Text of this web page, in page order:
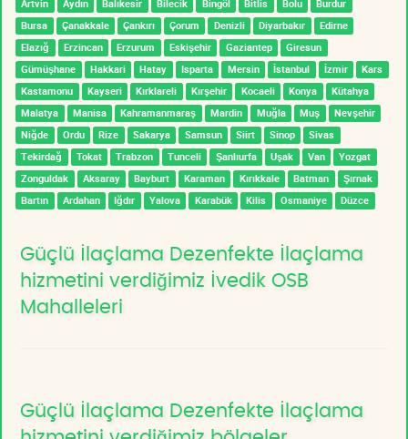
Artvin Aydın Balıkesir Bilecik Bingöl Bitlis Bolu
Burdur
Bursa
Çanakkale Çankırı Çorum Denizli Diyarbakır
Edirne
Elazığ
Erzincan Erzurum Eskişehir Gaziantep
Giresun
Gümüşhane
Hakkari Hatay Isparta Mersin İstanbul İzmir
Kars
Kastamonu
Kayseri Kırklareli Kırşehir Kocaeli Konya
Kütahya
Malatya
Manisa Kahramanmaraş Mardin Muğla Muş
Nevşehir
Niğde
Ordu Rize Sakarya Samsun Siirt Sinop
Sivas
Tekirdağ
Tokat Trabzon Tunceli Şanlıurfa Uşak Van
Yozgat
Zonguldak
Aksaray Bayburt Karaman Kırıkkale Batman
Şırnak
Bartın
Ardahan Iğdır Yalova Karabük Kilis Osmaniye Düzce
Güçlü İlaçlama Dezenfekte İlaçlama
hizmetini verdiğimiz İvedik OSB
Mahalleleri
Güçlü İlaçlama Dezenfekte İlaçlama